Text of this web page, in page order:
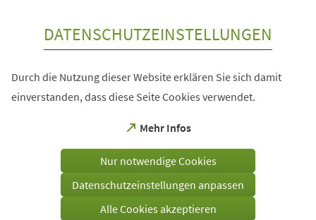
DATENSCHUTZEINSTELLUNGEN
Durch die Nutzung dieser Website erklären Sie sich damit
einverstanden, dass diese Seite Cookies verwendet.
Mehr Infos
(Öffnet
einem
Tab)
Nur notwendige Cookies
Datenschutzeinstellungen anpassen
Alle Cookies akzeptieren